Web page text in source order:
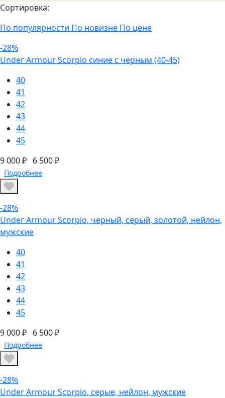
Сортировка:
По популярности По новизне По цене
-28%
Under Armour Scorpio синие с черным (40-45)
40
41
42
43
44
45
9 000 ₽ 6 500 ₽
Подробнее
-28%
Under Armour Scorpio, черный, серый, золотой, нейлон,
мужские
40
41
42
43
44
45
9 000 ₽ 6 500 ₽
Подробнее
-28%
Under Armour Scorpio, серые, нейлон, мужские